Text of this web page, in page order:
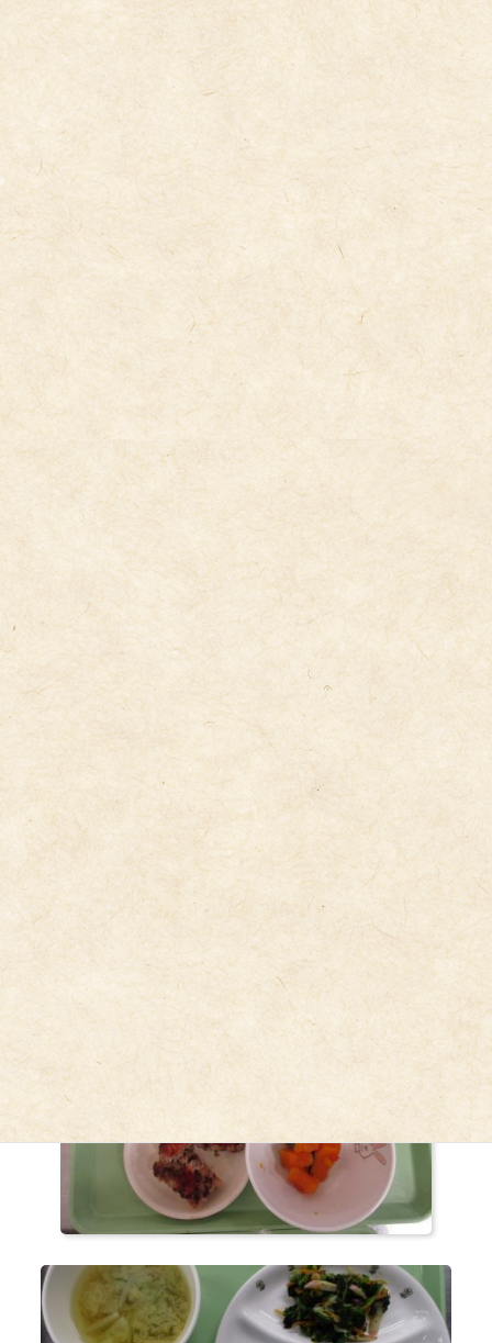
キ
ッ
プ
に
移
動
今日の給食
2026年5月12日
5/12(火）